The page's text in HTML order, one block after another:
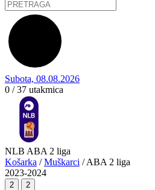
Subota, 08.08.2026
0 / 37 utakmica
NLB ABA 2 liga
Košarka /Muškarci / ABA 2 liga
2023-2024
2 2